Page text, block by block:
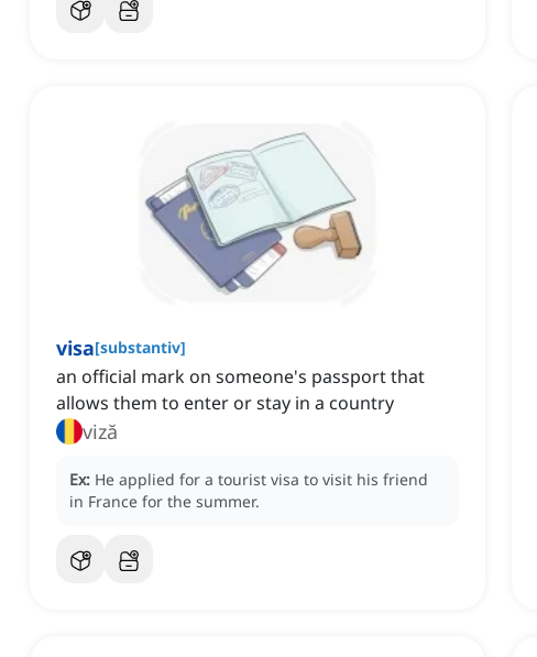
visa[substantiv]
an official mark on someone's passport that
allows them to enter or stay in a country
viză
Ex: He applied for a tourist visa to visit his friend
in France for the summer.